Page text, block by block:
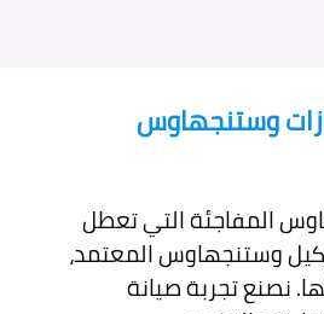
وستنجهاوس
المفاجئة التي تعطل
وستنجهاوس المعتمد،
نصنع تجربة صيانة